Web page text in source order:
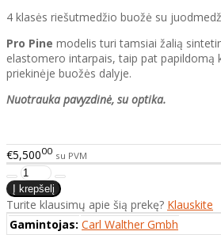
4 klasės riešutmedžio buožė su
Pro Pine modelis turi tamsiai žalią
elastomero intarpais, taip pat papildomą
priekinėje buožės dalyje.
Nuotrauka pavyzdinė, su optika.
€5,50000 su PVM
Turite klausimų apie šią prekę? Klauskite
Gamintojas: Carl Walther Gmbh